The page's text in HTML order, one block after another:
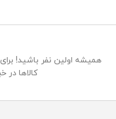
همیشه اولین نفر باشید!
کالاها در